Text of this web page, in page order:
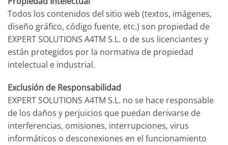
Todos los contenidos del sitio web (textos, imágenes,
diseño gráfico, código fuente, etc.) son propiedad de
EXPERT SOLUTIONS A4TM S.L. o de sus licenciantes y
están protegidos por la normativa de propiedad
intelectual e industrial.
Exclusión de Responsabilidad
EXPERT SOLUTIONS A4TM S.L. no se hace responsable
de los daños y perjuicios que puedan derivarse de
interferencias, omisiones, interrupciones, virus
informáticos o desconexiones en el funcionamiento